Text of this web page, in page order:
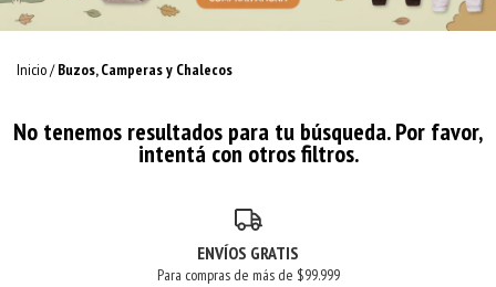
Inicio/ Buzos, Camperas y Chalecos
No tenemos resultados para tu búsqueda. Por favor,
intentá con otros filtros.
ENVÍOS GRATIS
Para compras de más de $99.999